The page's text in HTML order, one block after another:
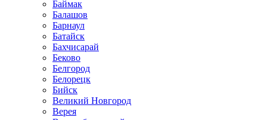
Баймак
Балашов
Барнаул
Батайск
Бахчисарай
Беково
Белгород
Белорецк
Бийск
Великий Новгород
Верея